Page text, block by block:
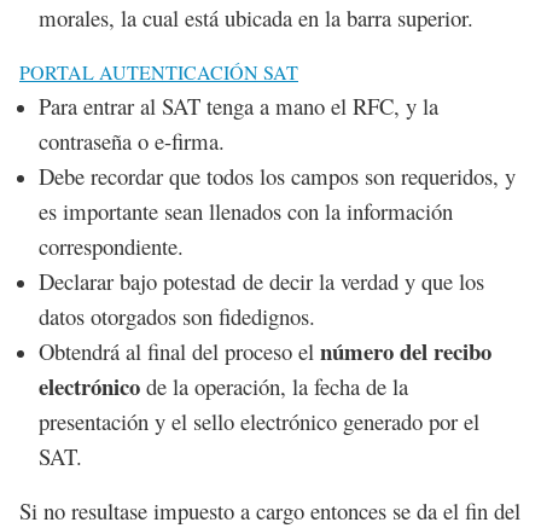
morales, la cual está ubicada en la barra superior.
PORTAL AUTENTICACIÓN SAT
Para entrar al SAT tenga a mano el RFC, y la
contraseña o e-firma.
Debe recordar que todos los campos son requeridos, y
es importante sean llenados con la información
correspondiente.
Declarar bajo potestad de decir la verdad y que los
datos otorgados son fidedignos.
Obtendrá al final del proceso el número del recibo
electrónico de la operación, la fecha de la
presentación y el sello electrónico generado por el
SAT.
Si no resultase impuesto a cargo entonces se da el fin del